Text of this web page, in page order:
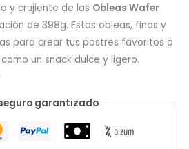
y crujiente de las Obleas Wafer
de 398g. Estas obleas, finas y
para crear tus postres favoritos o
un snack dulce y ligero.
garantizado